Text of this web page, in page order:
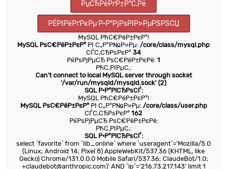
РџСЂРёРґР±Р°С‚Рё
РЁРІРёРґРєРµ Р·Р°РјРѕРІР»РµРЅРЅСЏ
MySQL РћС€РёР±РєР°!
MySQL РѕС€РёР±РєР° РІ С„Р°Р№Р»Рµ: /core/class/mysql.php
СЃС‚СЂРѕРєР° 34
РќРѕРјРµСЂ РѕС€РёР±РєРё: 1
РћС‚РІРµС‚:
Can't connect to local MySQL server through socket
'/var/run/mysqld/mysqld.sock' (2)
SQL Р·Р°РїСЂРѕСЃ:
MySQL РћС€РёР±РєР°!
MySQL РѕС€РёР±РєР°РІ С„Р°Р№Р»Рµ: /core/class/user.php
СЃС‚СЂРѕРєР° 162
РќРѕРјРµСЂ РѕС€РёР±РєРё:
РћС‚РІРµС‚:
SQL Р·Р°РїСЂРѕСЃ:
select `favorite` from `lib_online` where `useragent`='Mozilla/5.0
(Linux; Android 14; Pixel 8) AppleWebKit/537.36 (KHTML, like
Gecko) Chrome/131.0.0.0 Mobile Safari/537.36; ClaudeBot/1.0;
+claudebot@anthropic.com)' AND `ip`='216.73.217.143' limit 1